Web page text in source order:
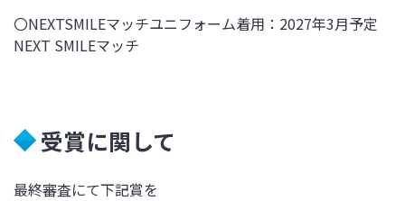
〇NEXTSMILEマッチユニフォーム着用： 2027年3月予定
NEXT SMILEマッチ
受賞に関して
最終審査にて下記賞を